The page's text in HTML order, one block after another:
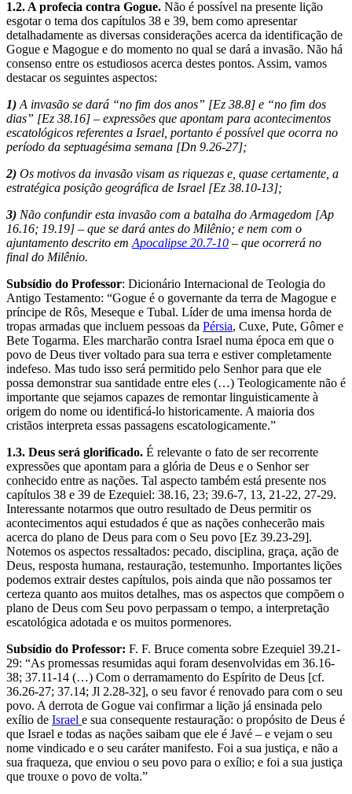
1.2. A profecia contra Gogue. Não é possível na presente lição
esgotar o tema dos capítulos 38 e 39, bem como apresentar
detalhadamente as diversas considerações acerca da identificação de
Gogue e Magogue e do momento no qual se dará a invasão. Não há
consenso entre os estudiosos acerca destes pontos. Assim, vamos
destacar os seguintes aspectos:
1) A invasão se dará “no fim dos anos” [Ez 38.8] e “no fim dos
dias” [Ez 38.16] – expressões que apontam para acontecimentos
escatológicos referentes a Israel, portanto é possível que ocorra no
período da septuagésima semana [Dn 9.26-27];
2) Os motivos da invasão visam as riquezas e, quase certamente, a
estratégica posição geográfica de Israel [Ez 38.10-13];
3) Não confundir esta invasão com a batalha do Armagedom [Ap
16.16; 19.19] – que se dará antes do Milênio; e nem com o
ajuntamento descrito em Apocalipse 20.7-10 – que ocorrerá no
final do Milênio.
Subsídio do Professor: Dicionário Internacional de Teologia do
Antigo Testamento: “Gogue é o governante da terra de Magogue e
príncipe de Rôs, Meseque e Tubal. Líder de uma imensa horda de
tropas armadas que incluem pessoas da Pérsia, Cuxe, Pute, Gômer e
Bete Togarma. Eles marcharão contra Israel numa época em que o
povo de Deus tiver voltado para sua terra e estiver completamente
indefeso. Mas tudo isso será permitido pelo Senhor para que ele
possa demonstrar sua santidade entre eles (…) Teologicamente não é
importante que sejamos capazes de remontar linguisticamente à
origem do nome ou identificá-lo historicamente. A maioria dos
cristãos interpreta essas passagens escatologicamente.”
1.3. Deus será glorificado. É relevante o fato de ser recorrente
expressões que apontam para a glória de Deus e o Senhor ser
conhecido entre as nações. Tal aspecto também está presente nos
capítulos 38 e 39 de Ezequiel: 38.16, 23; 39.6-7, 13, 21-22, 27-29.
Interessante notarmos que outro resultado de Deus permitir os
acontecimentos aqui estudados é que as nações conhecerão mais
acerca do plano de Deus para com o Seu povo [Ez 39.23-29].
Notemos os aspectos ressaltados: pecado, disciplina, graça, ação de
Deus, resposta humana, restauração, testemunho. Importantes lições
podemos extrair destes capítulos, pois ainda que não possamos ter
certeza quanto aos muitos detalhes, mas os aspectos que compõem o
plano de Deus com Seu povo perpassam o tempo, a interpretação
escatológica adotada e os muitos pormenores.
Subsídio do Professor: F. F. Bruce comenta sobre Ezequiel 39.21-
29: “As promessas resumidas aqui foram desenvolvidas em 36.16-
38; 37.11-14 (…) Com o derramamento do Espírito de Deus [cf.
36.26-27; 37.14; Jl 2.28-32], o seu favor é renovado para com o seu
povo. A derrota de Gogue vai confirmar a lição já ensinada pelo
exílio de Israel e sua consequente restauração: o propósito de Deus é
que Israel e todas as nações saibam que ele é Javé – e vejam o seu
nome vindicado e o seu caráter manifesto. Foi a sua justiça, e não a
sua fraqueza, que enviou o seu povo para o exílio; e foi a sua justiça
que trouxe o povo de volta.”